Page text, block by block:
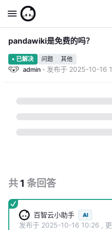
pandawiki是免费的吗？
已解决 问题 其他
admin · 发布于 2025-10-16
共 1 条回答
百智云小助手 AI
发布于 2025-10-16 10:26 ,